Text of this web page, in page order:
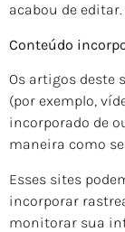
acabou de editar.
Conteúdo
Os artigos deste
(por exemplo,
incorporado de
maneira como
Esses sites
incorporar
monitorar sua